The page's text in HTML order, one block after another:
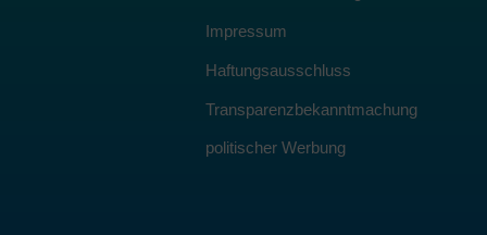
Impressum
Haftungsausschluss
Transparenzbekanntmachung
politischer Werbung